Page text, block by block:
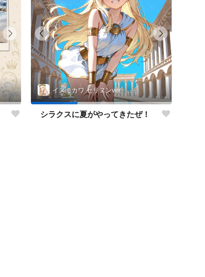
イズミカワ セリヌンver.
シラクスに夏がやってきたぜ！